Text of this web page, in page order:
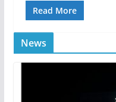
Read More
News